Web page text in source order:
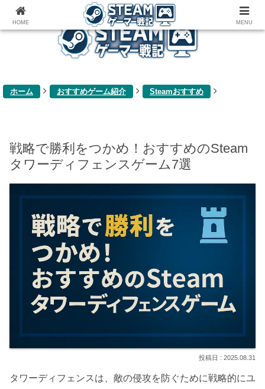
ゲーム関連雑記ブログ
ホーム おすすめゲーム紹介 Steamおすすめ
戦略で勝利をつかめ！おすすめのSteam
タワーディフェンスゲーム7選
2025.08.31
タワーディフェンスは、敵の侵攻を防ぐために戦略的にユ
HOME MENU